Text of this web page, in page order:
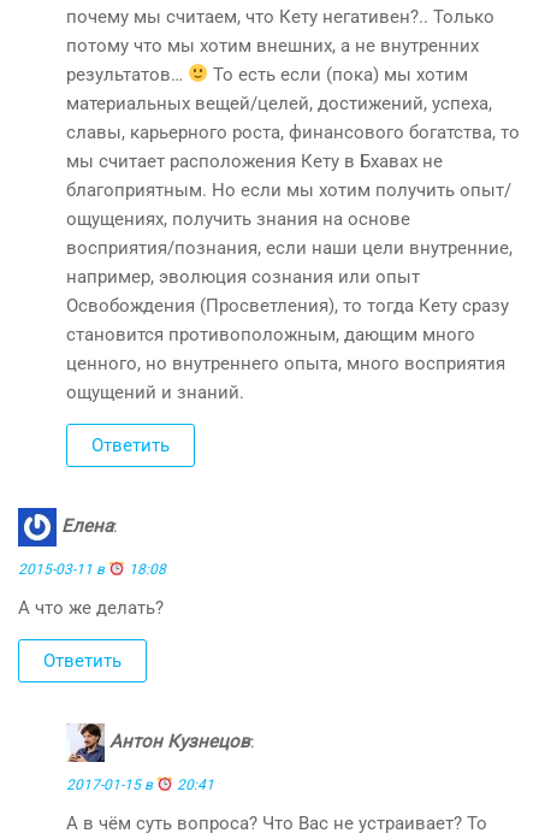
почему мы считаем, что Кету негативен?.. Только
потому что мы хотим внешних, а не внутренних
результатов…
То есть если (пока) мы хотим
материальных вещей/целей, достижений, успеха,
славы, карьерного роста, финансового богатства, то
мы считает расположения Кету в Бхавах не
благоприятным. Но если мы хотим получить опыт/
ощущениях, получить знания на основе
восприятия/познания, если наши цели внутренние,
например, эволюция сознания или опыт
Освобождения (Просветления), то тогда Кету сразу
становится противоположным, дающим много
ценного, но внутреннего опыта, много восприятия
ощущений и знаний.
Ответить
Елена:
2015-03-11 в 18:08
А что же делать?
Ответить
Антон Кузнецов:
2017-01-15 в 20:41
А в чём суть вопроса? Что Вас не устраивает? То